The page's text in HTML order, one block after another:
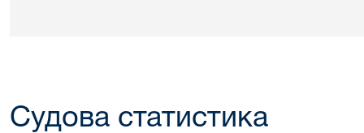
Судова статистика